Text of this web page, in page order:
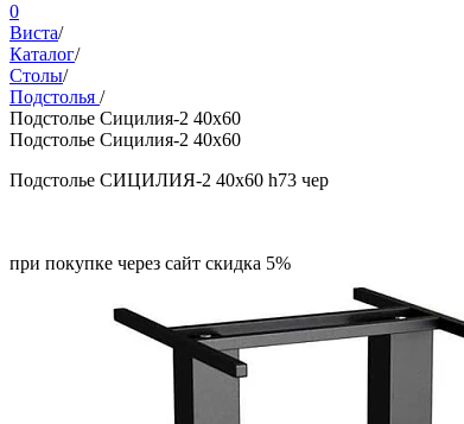
0
Виста/
Каталог/
Столы/
Подстолья /
Подстолье Сицилия-2 40х60
Подстолье Сицилия-2 40х60
Подстолье СИЦИЛИЯ-2 40x60 h73 чер
при покупке через сайт скидка 5%